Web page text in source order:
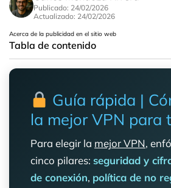
Publicado: 24/02/2026
Actualizado: 24/02/2026
Acerca de la publicidad en el sitio web
Tabla de contenido
Guía rápida |
la mejor VPN para
Para elegir la mejor VPN,
cinco pilares: seguridad y
de conexión, política de no